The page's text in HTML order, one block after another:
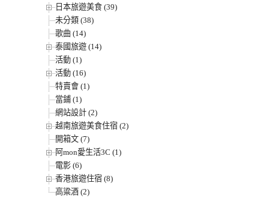
日本旅遊美食 (39)
未分類 (38)
歌曲 (14)
泰國旅遊 (14)
活動 (1)
活動 (16)
特賣會 (1)
當鋪 (1)
網站設計 (2)
越南旅遊美食住宿 (2)
開箱文 (7)
阿mon愛生活3C (1)
電影 (6)
香港旅遊住宿 (8)
高粱酒 (2)